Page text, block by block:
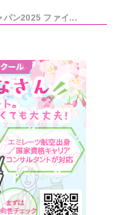
パン2025 ファイ...